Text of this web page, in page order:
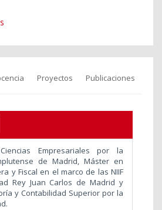
Proyectos Publicaciones
Empresariales por la
de Madrid, Máster en
y Fiscal en el marco de las NIIF
Rey Juan Carlos de Madrid y
y Contabilidad Superior por la